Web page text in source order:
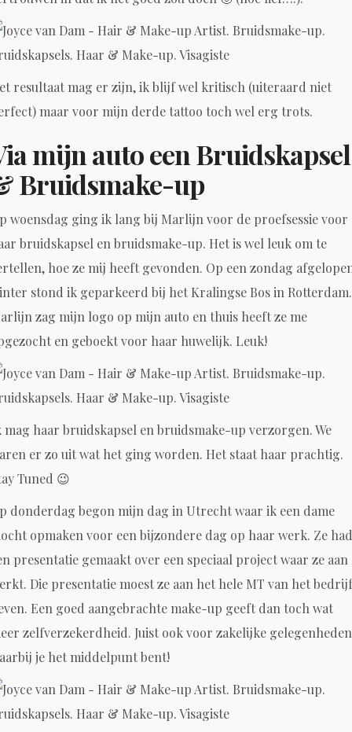
resultaat mag er zijn, ik blijf wel kritisch (uiteraard niet
maar voor mijn derde tattoo toch wel erg trots.
mijn auto een Bruidskapsel
Bruidsmake-up
woensdag ging ik lang bij Marlijn voor de proefsessie voor
bruidskapsel en bruidsmake-up. Het is wel leuk om te
hoe ze mij heeft gevonden. Op een zondag
stond ik geparkeerd bij het Kralingse Bos in Rotterdam.
zag mijn logo op mijn auto en thuis heeft ze me
en geboekt voor haar huwelijk. Leuk!
mag haar bruidskapsel en bruidsmake-up verzorgen. We
er zo uit wat het ging worden. Het staat haar prachtig.
Tuned 😉
donderdag begon mijn dag in Utrecht waar ik een dame
opmaken voor een bijzondere dag op haar werk. Ze had
presentatie gemaakt over een speciaal project waar ze aan
Die presentatie moest ze aan het hele MT van het bedrijf
Een goed aangebrachte make-up geeft dan toch wat
zelfverzekerdheid. Juist ook voor zakelijke gelegenheden
je het middelpunt bent!